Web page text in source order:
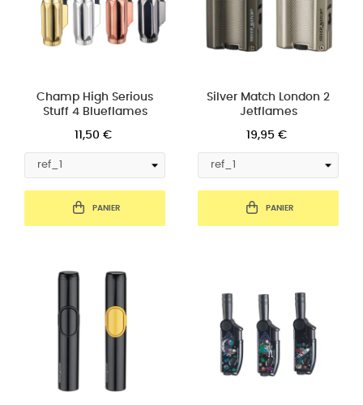
Champ High Serious
Stuff 4 Blueflames
11,50 €
PANIER
Silver Match London 2
Jetflames
19,95 €
PANIER